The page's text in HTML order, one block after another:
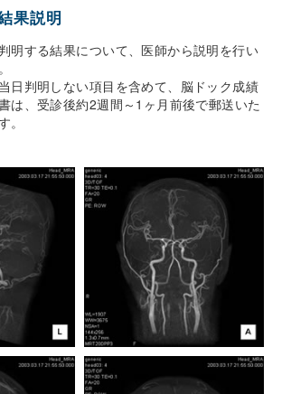
果説明
明する結果について、医師から説明を行い
日判明しない項目を含めて、脳ドック成績
は、受診後約2週間～1ヶ月前後で郵送いた
。